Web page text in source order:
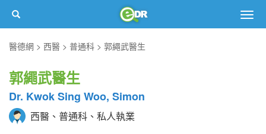
醫德網
西醫 普通科 郭繩武醫生
郭繩武醫生
Dr. Kwok Sing Woo, Simon
西醫、普通科、私人執業